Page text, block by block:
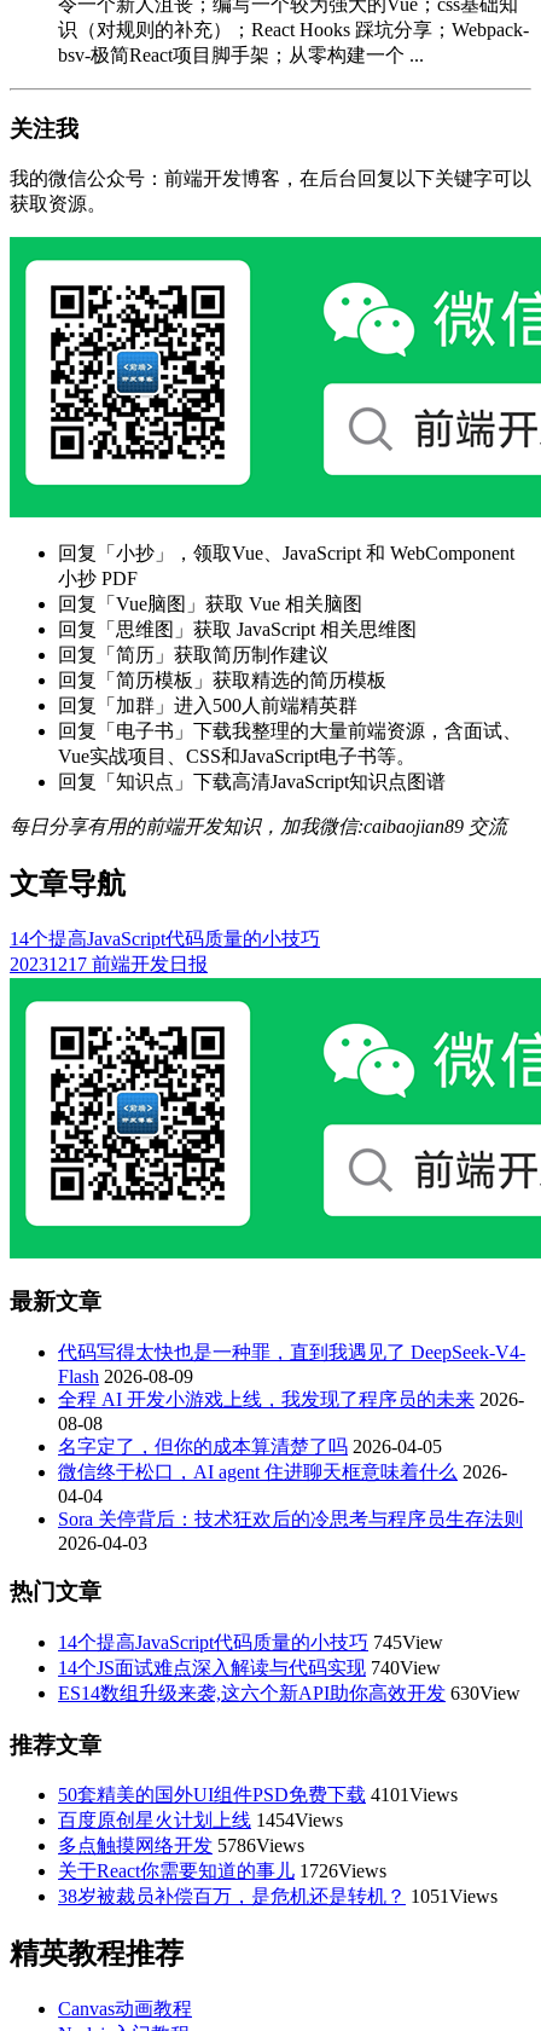
识（对规则的补充）；React Hooks 踩坑分享；Webpack-
bsv-极简React项目脚手架；从零构建一个 ...
关注我
我的微信公众号：前端开发博客，在后台回复以下关键字可以
获取资源。
回复「小抄」，领取Vue、JavaScript 和 WebComponent
小抄 PDF
回复「Vue脑图」获取 Vue 相关脑图
回复「思维图」获取 JavaScript 相关思维图
回复「简历」获取简历制作建议
回复「简历模板」获取精选的简历模板
回复「加群」进入500人前端精英群
回复「电子书」下载我整理的大量前端资源，含面试、
Vue实战项目、CSS和JavaScript电子书等。
回复「知识点」下载高清JavaScript知识点图谱
每日分享有用的前端开发知识，加我微信:caibaojian89 交流
文章导航
14个提高JavaScript代码质量的小技巧
20231217 前端开发日报
最新文章
代码写得太快也是一种罪，直到我遇见了 DeepSeek-V4-
Flash 2026-08-09
全程 AI 开发小游戏上线，我发现了程序员的未来 2026-
08-08
名字定了，但你的成本算清楚了吗 2026-04-05
微信终于松口，AI agent 住进聊天框意味着什么 2026-
04-04
Sora 关停背后：技术狂欢后的冷思考与程序员生存法则
2026-04-03
热门文章
14个提高JavaScript代码质量的小技巧 745View
14个JS面试难点深入解读与代码实现 740View
ES14数组升级来袭,这六个新API助你高效开发 630View
推荐文章
50套精美的国外UI组件PSD免费下载 4101Views
百度原创星火计划上线 1454Views
多点触摸网络开发 5786Views
关于React你需要知道的事儿 1726Views
38岁被裁员补偿百万，是危机还是转机？ 1051Views
精英教程推荐
Canvas动画教程